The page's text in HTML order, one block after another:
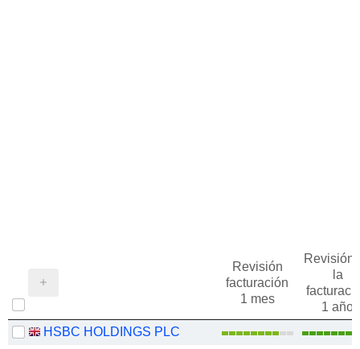
Revisión
facturación
1 mes
Revisión
la
1 año
HSBC HOLDINGS PLC